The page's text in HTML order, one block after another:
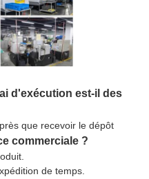
d'exécution est-il des
que recevoir le dépôt
commerciale ?
de temps.